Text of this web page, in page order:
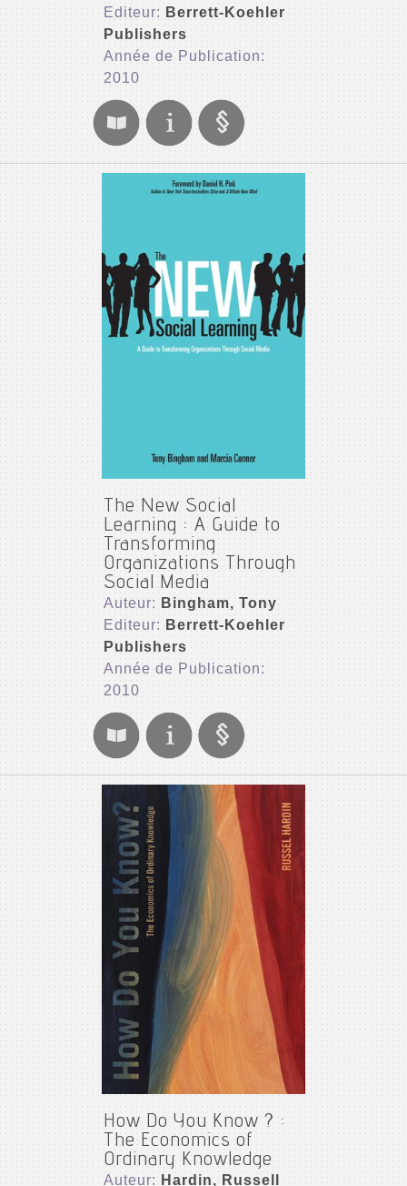
Editeur: Berrett-Koehler
Publishers
Année de Publication:
2010
The New Social
Learning : A Guide to
Transforming
Organizations Through
Social Media
Auteur: Bingham, Tony
Editeur: Berrett-Koehler
Publishers
Année de Publication:
2010
How Do You Know ? :
The Economics of
Ordinary Knowledge
Auteur: Hardin, Russell